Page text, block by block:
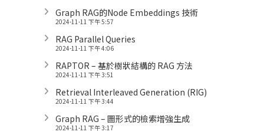
Graph RAG的Node Embeddings 技術
2024-11-11 下午 5:57
RAG Parallel Queries
2024-11-11 下午 4:06
RAPTOR – 基於樹狀結構的 RAG 方法
2024-11-11 下午 3:51
Retrieval Interleaved Generation (RIG)
2024-11-11 下午 3:44
Graph RAG – 圖形式的檢索增強生成
2024-11-11 下午 3:17